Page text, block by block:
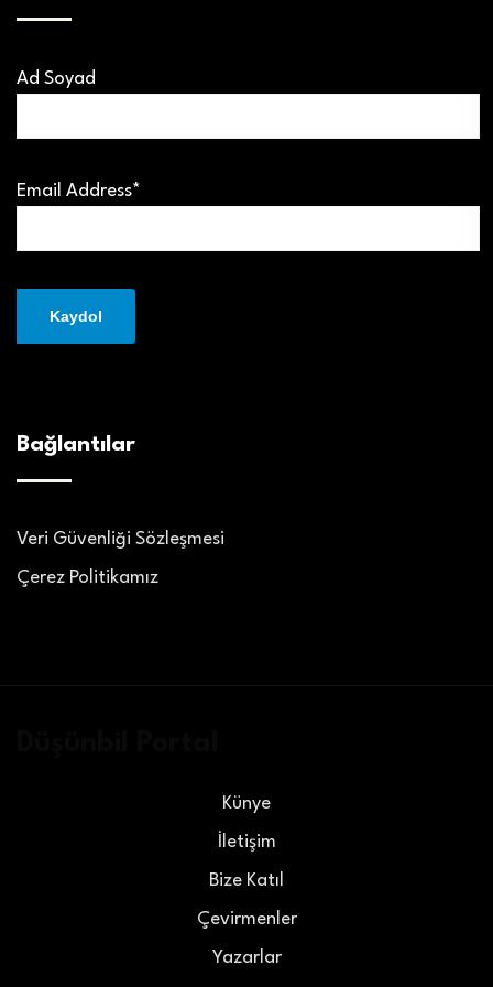
Ad Soyad
Email Address*
Bağlantılar
Veri Güvenliği Sözleşmesi
Çerez Politikamız
Künye
İletişim
Bize Katıl
Çevirmenler
Yazarlar